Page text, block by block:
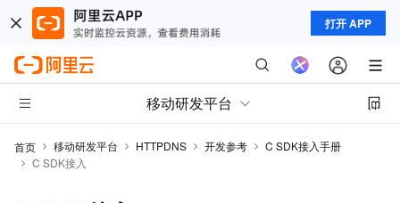
打开 APP
移动研发平台
首页 移动研发平台 HTTPDNS 开发参考
C SDK接入手册
C SDK接入